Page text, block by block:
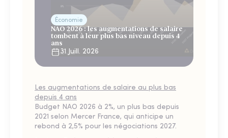
Économie
NAO 2026 : les augmentations de salaire
tombent à leur plus bas niveau depuis 4
ans
31 Juill. 2026
Les augmentations de salaire au plus bas
depuis 4 ans
Budget NAO 2026 à 2%, un plus bas depuis
2021 selon Mercer France, qui anticipe un
rebond à 2,5% pour les négociations 2027.